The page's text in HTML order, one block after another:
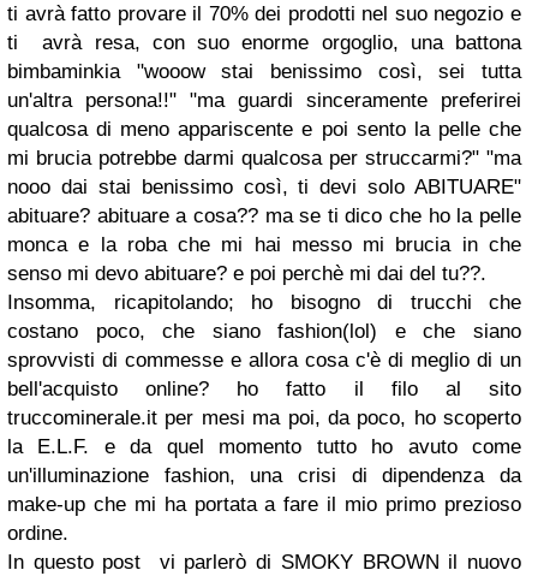
ti avrà fatto provare il 70% dei prodotti nel suo negozio e
ti avrà resa, con suo enorme orgoglio, una battona
bimbaminkia "wooow stai benissimo così, sei tutta
un'altra persona!!" "ma guardi sinceramente preferirei
qualcosa di meno appariscente e poi sento la pelle che
mi brucia potrebbe darmi qualcosa per struccarmi?" "ma
nooo dai stai benissimo così, ti devi solo ABITUARE"
abituare? abituare a cosa?? ma se ti dico che ho la pelle
monca e la roba che mi hai messo mi brucia in che
senso mi devo abituare? e poi perchè mi dai del tu??.
Insomma, ricapitolando; ho bisogno di trucchi che
costano poco, che siano fashion(lol) e che siano
sprovvisti di commesse e allora cosa c'è di meglio di un
bell'acquisto online? ho fatto il filo al sito
truccominerale.it per mesi ma poi, da poco, ho scoperto
la E.L.F. e da quel momento tutto ho avuto come
un'illuminazione fashion, una crisi di dipendenza da
make-up che mi ha portata a fare il mio primo prezioso
ordine.
In questo post vi parlerò di SMOKY BROWN il nuovo